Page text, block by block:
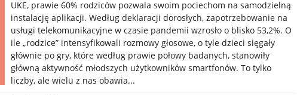
UKE, prawie 60% rodziców pozwala swoim pociechom na samodzielną
instalację aplikacji. Według deklaracji dorosłych, zapotrzebowanie na
usługi telekomunikacyjne w czasie pandemii wzrosło o blisko 53,2%. O
ile „rodzice” intensyfikowali rozmowy głosowe, o tyle dzieci sięgały
głównie po gry, które według prawie połowy badanych, stanowiły
główną aktywność młodszych użytkowników smartfonów. To tylko
liczby, ale wielu z nas obawia...